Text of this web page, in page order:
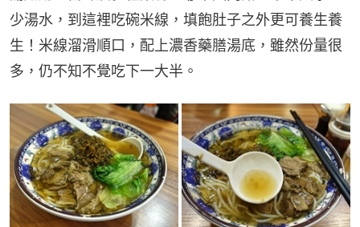
少湯水，到這裡吃碗米線，填飽肚子之外更可養生養
生！米線溜滑順口，配上濃香藥膳湯底，雖然份量很
多，仍不知不覺吃下一大半。